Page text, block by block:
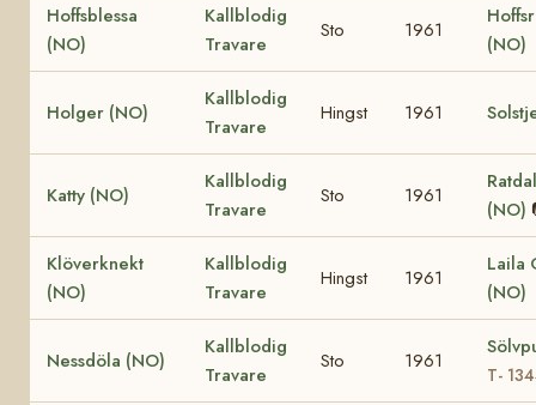
Hoffsblessa
(NO)
Kallblodig
Travare
Sto 1961
(NO)
Holger (NO)
Kallblodig
Travare
Hingst 1961
Katty (NO)
Kallblodig
Travare
Sto 1961
(NO)
Klöverknekt
(NO)
Kallblodig
Travare
Hingst 1961
Laila
(NO)
Nessdöla (NO)
Kallblodig
Travare
Sto 1961
T-